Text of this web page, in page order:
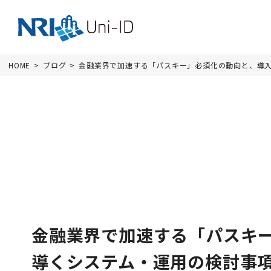
HOME ブログ 金融業界で加速する「パスキー」必須化の動向と、導
金融業界で加速する「パスキ
導くシステム・運用の検討事